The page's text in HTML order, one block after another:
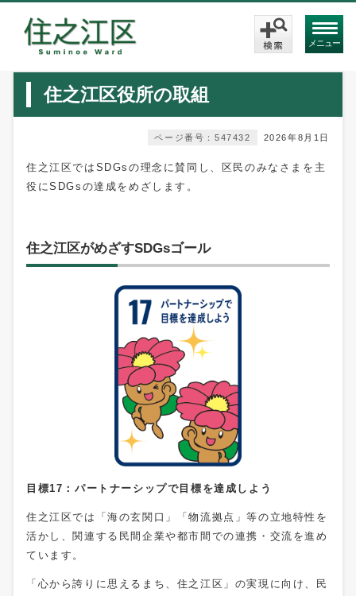
メニュー
住之江区役所の取組
2026年8月1日
ページ番号：547432
住之江区ではSDGsの理念に賛同し、区民のみなさまを主
役にSDGsの達成をめざします。
住之江区がめざすSDGsゴール
目標17：パートナーシップで目標を達成しよう
住之江区では「海の玄関口」「物流拠点」等の立地特性を
活かし、関連する民間企業や都市間での連携・交流を進め
ています。
「心から誇りに思えるまち、住之江区」の実現に向け、民